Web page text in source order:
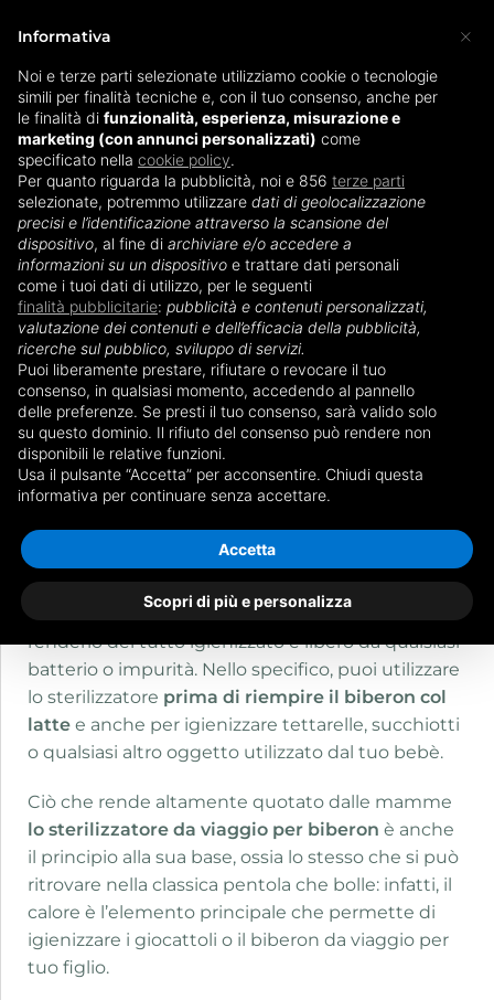
×
Informativa
Noi e terze parti selezionate utilizziamo cookie o tecnologie
simili per finalità tecniche e, con il tuo consenso, anche per
le finalità di funzionalità, esperienza, misurazione e
marketing (con annunci personalizzati) come
specificato nella cookie policy.
Per quanto riguarda la pubblicità, noi e 856 terze parti
selezionate, potremmo utilizzare dati di geolocalizzazione
precisi e l’identificazione attraverso la scansione del
dispositivo, al fine di archiviare e/o accedere a
informazioni su un dispositivo e trattare dati personali
come i tuoi dati di utilizzo, per le seguenti
finalità pubblicitarie: pubblicità e contenuti personalizzati,
valutazione dei contenuti e dell’efficacia della pubblicità,
ricerche sul pubblico, sviluppo di servizi.
Puoi liberamente prestare, rifiutare o revocare il tuo
consenso, in qualsiasi momento, accedendo al pannello
delle preferenze. Se presti il tuo consenso, sarà valido solo
su questo dominio. Il rifiuto del consenso può rendere non
disponibili le relative funzioni.
Usa il pulsante “Accetta” per acconsentire. Chiudi questa
informativa per continuare senza accettare.
Scopri di più e personalizza
Accetta
Home»Sterilizzatore biberon»Sterilizzatore biberon da
viaggio
Sterilizzatore biberon da
viaggio
Lo sterilizzatore biberon da viaggio
strumento apposito per sterilizzare qualsiasi
oggetto che utilizzi per il tuo bambino, al fine di
renderlo del tutto igienizzato e libero da qualsiasi
batterio o impurità. Nello specifico, puoi utilizzare
lo sterilizzatore prima di riempire il biberon col
latte e anche per igienizzare tettarelle, succhiotti
o qualsiasi altro oggetto utilizzato dal tuo bebè.
Ciò che rende altamente quotato dalle mamme
lo sterilizzatore da viaggio per biberon è anche
il principio alla sua base, ossia lo stesso che si può
ritrovare nella classica pentola che bolle: infatti, il
calore è l’elemento principale che permette di
igienizzare i giocattoli o il biberon da viaggio per
tuo figlio.